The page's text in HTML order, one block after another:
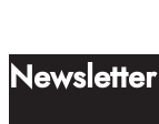
Newsletter